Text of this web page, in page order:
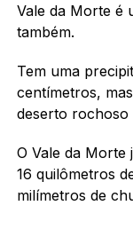
Vale da Morte é
também.
Tem uma
centímetros,
deserto rochoso
O Vale da Morte
16 quilômetros
milímetros de